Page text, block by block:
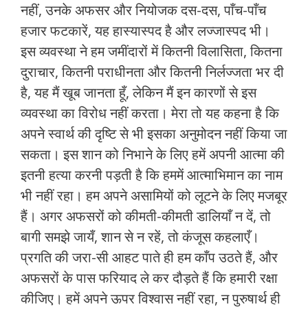
नहीं, उनके अफसर और नियोजक दस-दस, पाँच-पाँच
हजार फटकारें, यह हास्यास्पद है और लज्जास्पद भी।
इस व्यवस्था ने हम जमींदारों में कितनी विलासिता, कितना
दुराचार, कितनी पराधीनता और कितनी निर्लज्जता भर दी
है, यह मैं खूब जानता हूँ, लेकिन मैं इन कारणों से इस
व्यवस्था का विरोध नहीं करता। मेरा तो यह कहना है कि
अपने स्वार्थ की दृष्टि से भी इसका अनुमोदन नहीं किया जा
सकता। इस शान को निभाने के लिए हमें अपनी आत्मा की
इतनी हत्या करनी पड़ती है कि हममें आत्माभिमान का नाम
भी नहीं रहा। हम अपने असामियों को लूटने के लिए मजबूर
हैं। अगर अफसरों को कीमती-कीमती डालियाँ न दें, तो
बागी समझे जायँ, शान से न रहें, तो कंजूस कहलाएँ।
प्रगति की जरा-सी आहट पाते ही हम काँप उठते हैं, और
अफसरों के पास फरियाद ले कर दौड़ते हैं कि हमारी रक्षा
कीजिए। हमें अपने ऊपर विश्वास नहीं रहा, न पुरुषार्थ ही